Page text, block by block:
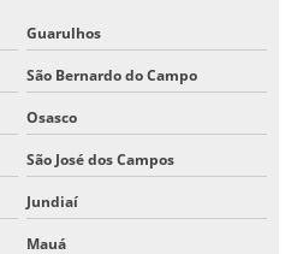
Guarulhos
São Bernardo do Campo
Osasco
São José dos Campos
Jundiaí
Mauá